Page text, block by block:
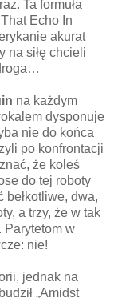
Ta formuła
Echo In
akurat
na siłę chcieli
na każdym
dysponuje
nie do końca
po konfrontacji
że koleś
do tej roboty
bełkotliwe, dwa,
a trzy, że w tak
Parytetom w
nie!
jednak na
„Amidst